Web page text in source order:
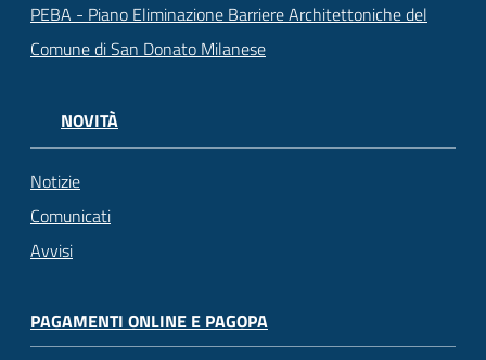
PEBA - Piano Eliminazione Barriere Architettoniche del
Comune di San Donato Milanese
NOVITÀ
Notizie
Comunicati
Avvisi
PAGAMENTI ONLINE E PAGOPA